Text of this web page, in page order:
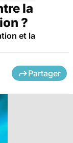
la
?
et la
Partager